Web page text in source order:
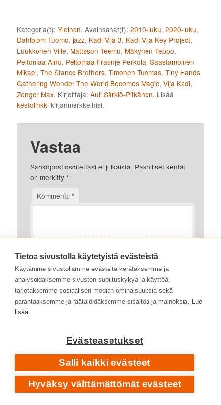
Kategoria(t):Yleinen. Avainsanat(t):2010-luku,2020-luku,
Dahlblom Tuomo,jazz, Kadi Vija 3, Kadi Vija Key Project,
Luukkonen Ville, Mattsson Teemu, Mäkynen Teppo,
Peltomaa Aino, Peltomaa Fraanje Perkola,Saastamoinen
Mikael,The Stance Brothers,Timonen Tuomas,Tiny Hands
Gathering Wonder The World Becomes Magic,Vija Kadi,
Zenger Max. Kirjoittaja:Auli Särkiö-Pitkänen. Lisää
kestolinkki kirjanmerkkeihisi.
Vastaa
Sähköpostiosoitettasi ei julkaista. Pakolliset kentät
on merkitty*
Kommentti*
Mikä kuukausi tulee kesäkuun jälkeen?
(roskausesto) *
Tietoa sivustolla käytetyistä evästeistä
Käytämme sivustollamme evästeitä kerätäksemme ja
analysoidaksemme sivuston suorituskykyä ja käyttöä,
tarjotaksemme sosiaalisen median ominaisuuksia sekä
parantaaksemme ja räätälöidäksemme sisältöä ja mainoksia. Lue
lisää
Evästeasetukset
Salli kaikki evästeet
Hyväksy välttämättömät evästeet